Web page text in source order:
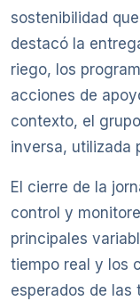
sostenibilidad
destacó la
riego, los
acciones de
contexto, el
inversa, utilizada
El cierre de la
control y
principales
tiempo real y los
esperados de las